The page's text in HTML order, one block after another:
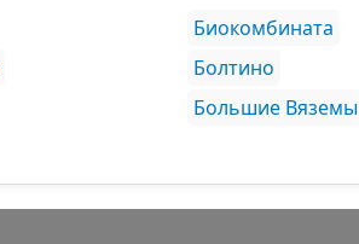
Биокомбината
Болтино
Большие Вяземы